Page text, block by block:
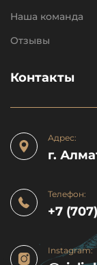
Наша команда
Отзывы
Контакты
Адрес:
г.
Телефон:
+7
Instagram: